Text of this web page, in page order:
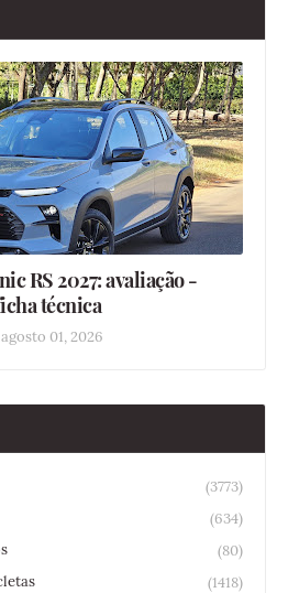
RS 2027: avaliação -
técnica
agosto 01, 2026
(3773)
(634)
(80)
(1418)